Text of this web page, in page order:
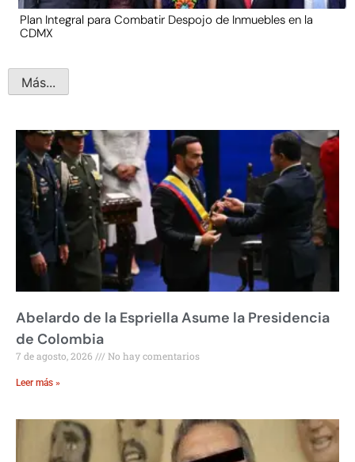
Plan Integral para Combatir Despojo de Inmuebles en la
CDMX
Más...
Abelardo de la Espriella Asume la Presidencia
de Colombia
7 de agosto, 2026 No hay comentarios
Leer más »